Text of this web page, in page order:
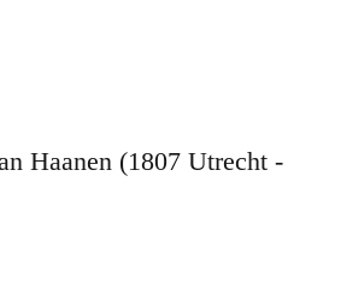
Haanen (1807 Utrecht -